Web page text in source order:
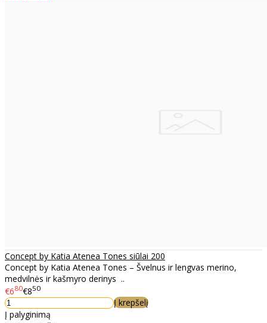
Concept by Katia Atenea Tones siūlai 200
Concept by Katia Atenea Tones – Švelnus ir lengvas merino,
medvilnės ir kašmyro derinys ..
€680€850
Į krepšelį
Į palyginimą